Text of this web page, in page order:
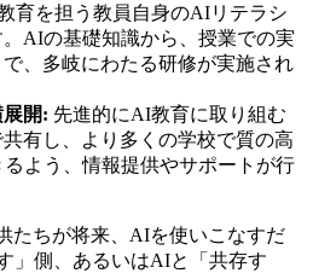
育を担う教員自身のAIリテラシ
AIの基礎知識から、授業での実
、多岐にわたる研修が実施され
開: 先進的にAI教育に取り組む
有し、より多くの学校で質の高
よう、情報提供やサポートが行
たちが将来、AIを使いこなすだ
」側、あるいはAIと「共存す